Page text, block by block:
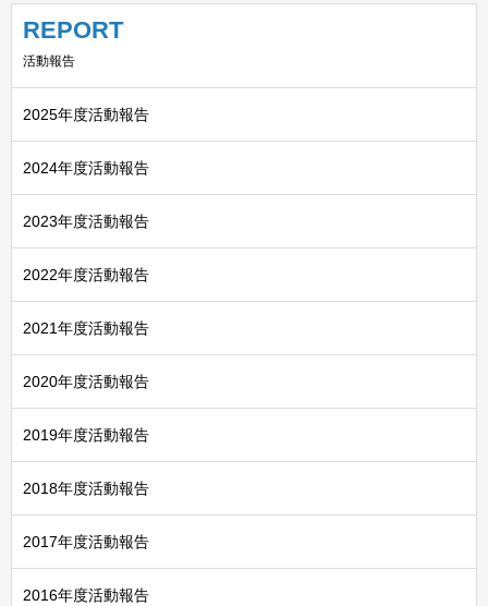
REPORT
活動報告
2025年度活動報告
2024年度活動報告
2023年度活動報告
2022年度活動報告
2021年度活動報告
2020年度活動報告
2019年度活動報告
2018年度活動報告
2017年度活動報告
2016年度活動報告